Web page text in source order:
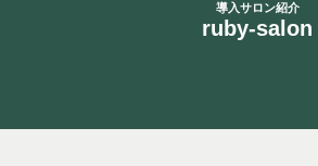
導入サロン紹介
ruby-salon